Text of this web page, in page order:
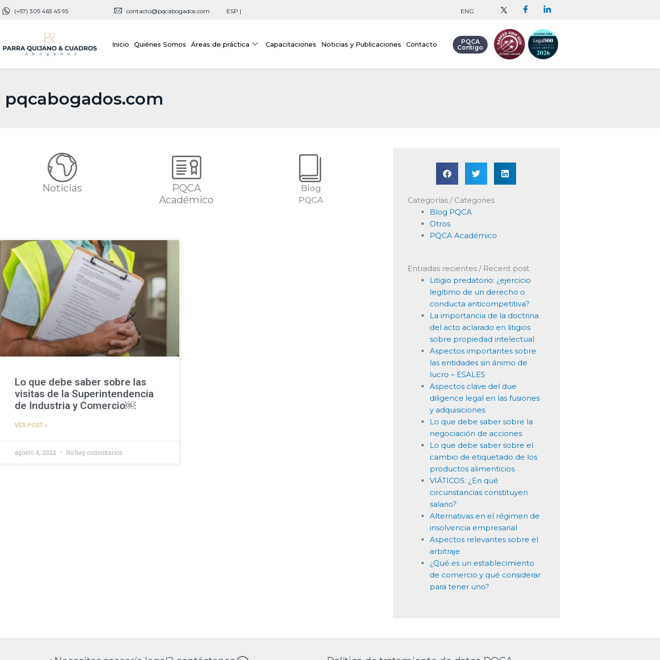
Ir
al
(+57) 305 465 45 95 contacto@pqcabogados.com ESP | ENG
Inicio Quiénes Somos Áreas de práctica Capacitaciones Noticias y Publicaciones Contacto
PQCA
Contigo
pqcabogados.com
Noticias
PQCA
Académico
Blog
PQCA
Lo que debe saber sobre las
visitas de la Superintendencia
de Industria y Comercio￼
VER POST »
agosto 4, 2022 No hay comentarios
Categorías / Categories
Blog PQCA
Otros
PQCA Académico
Entradas recientes / Recent post
Litigio predatorio: ¿ejercicio
legítimo de un derecho o
conducta anticompetitiva?
La importancia de la doctrina
del acto aclarado en litigios
sobre propiedad intelectual
Aspectos importantes sobre
las entidades sin ánimo de
lucro – ESALES
Aspectos clave del due
diligence legal en las fusiones
y adquisiciones
Lo que debe saber sobre la
negociación de acciones
Lo que debe saber sobre el
cambio de etiquetado de los
productos alimenticios
VIÁTICOS: ¿En qué
circunstancias constituyen
salario?
Alternativas en el régimen de
insolvencia empresarial
Aspectos relevantes sobre el
arbitraje
¿Qué es un establecimiento
de comercio y qué considerar
para tener uno?